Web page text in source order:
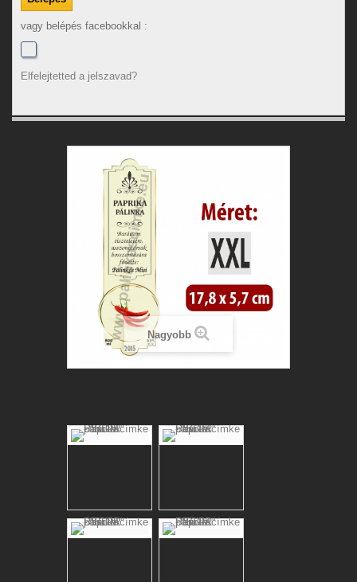
vagy belépés facebookkal :
Elfelejtetted a jelszavad?
Nagyobb